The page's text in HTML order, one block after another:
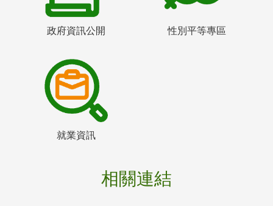
政府資訊公開 性別平等專區
就業資訊
相關連結